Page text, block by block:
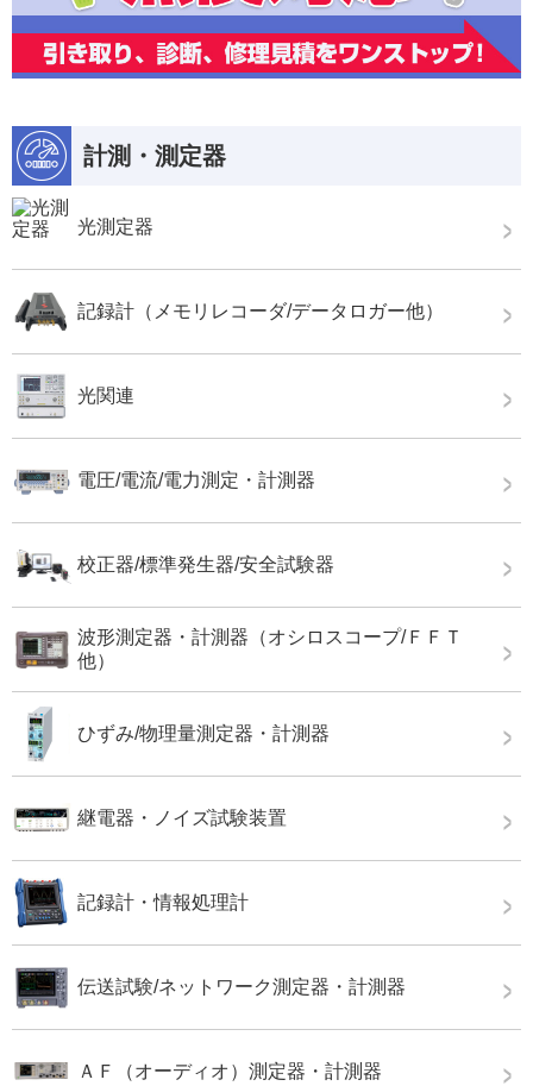
計測・測定器
光測定器
記録計（メモリレコーダ/データロガー他）
光関連
電圧/電流/電力測定・計測器
校正器/標準発生器/安全試験器
波形測定器・計測器（オシロスコープ/ＦＦＴ
他）
ひずみ/物理量測定器・計測器
継電器・ノイズ試験装置
記録計・情報処理計
伝送試験/ネットワーク測定器・計測器
ＡＦ（オーディオ）測定器・計測器